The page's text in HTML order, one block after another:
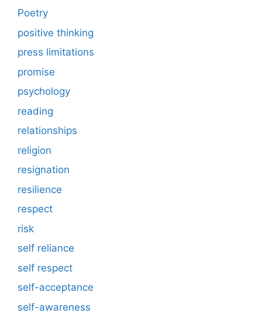
Poetry
positive thinking
press limitations
promise
psychology
reading
relationships
religion
resignation
resilience
respect
risk
self reliance
self respect
self-acceptance
self-awareness